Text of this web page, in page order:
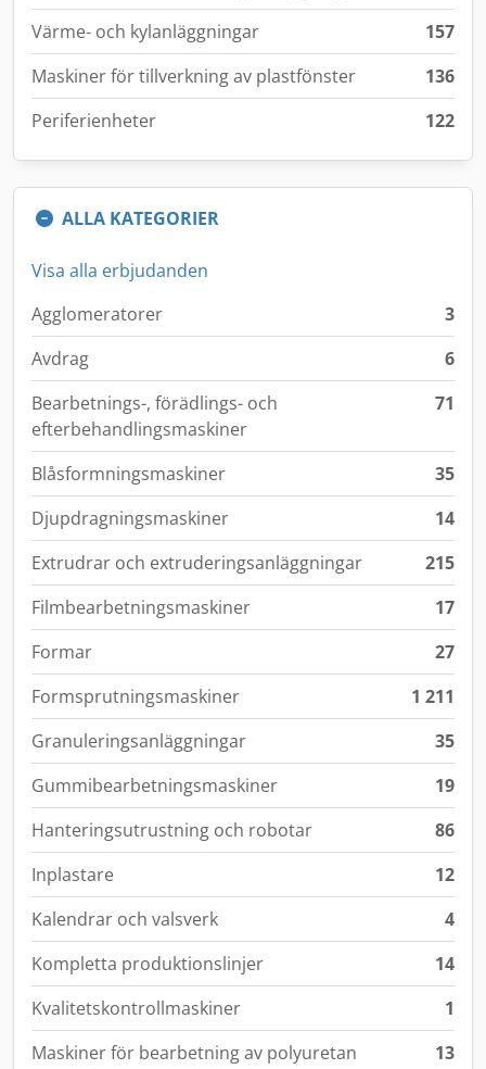
Värme- och kylanläggningar
157
Maskiner för tillverkning av plastfönster
136
Periferienheter
122
ALLA KATEGORIER
Visa alla erbjudanden
Agglomeratorer
3
Avdrag
6
Bearbetnings-, förädlings- och
efterbehandlingsmaskiner
71
Blåsformningsmaskiner
35
Djupdragningsmaskiner
14
Extrudrar och extruderingsanläggningar
215
Filmbearbetningsmaskiner
17
Formar
27
Formsprutningsmaskiner
1 211
Granuleringsanläggningar
35
Gummibearbetningsmaskiner
19
Hanteringsutrustning och robotar
86
Inplastare
12
Kalendrar och valsverk
4
Kompletta produktionslinjer
14
Kvalitetskontrollmaskiner
1
Maskiner för bearbetning av polyuretan
13